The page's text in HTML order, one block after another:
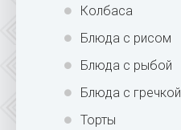
Колбаса
Блюда с рисом
Блюда с рыбой
Блюда с гречкой
Торты